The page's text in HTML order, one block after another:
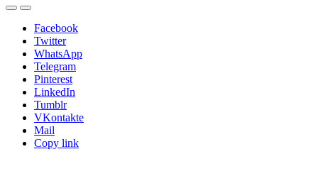
Facebook
Twitter
WhatsApp
Telegram
Pinterest
LinkedIn
Tumblr
VKontakte
Mail
Copy link